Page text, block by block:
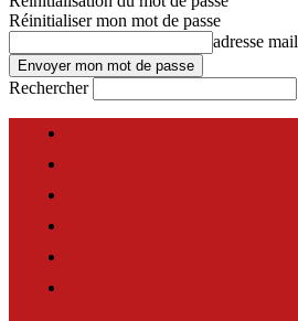
Réinitialiser mon mot de passe
adresse mail
Rechercher